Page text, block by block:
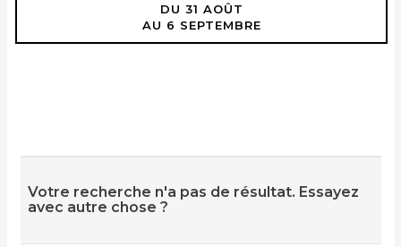
DU 31 AOÛT
AU 6 SEPTEMBRE
Votre recherche n'a pas de résultat. Essayez
avec autre chose ?